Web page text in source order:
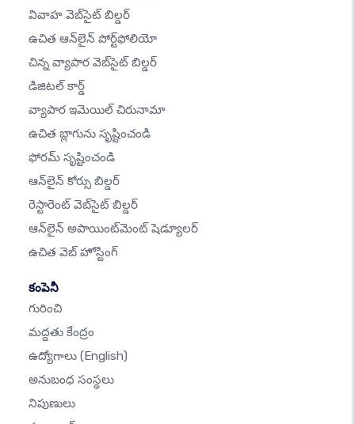
వివాహ వెబ్‌సైట్ బిల్డర్
ఉచిత ఆన్‌లైన్ పోర్ట్‌ఫోలియో
చిన్న వ్యాపార వెబ్‌సైట్ బిల్డర్
డిజిటల్ కార్డ్
వ్యాపార ఇమెయిల్ చిరునామా
ఉచిత బ్లాగును సృష్టించండి
ఫోరమ్ సృష్టించండి
ఆన్‌లైన్ కోర్సు బిల్డర్
రెస్టారెంట్ వెబ్‌సైట్ బిల్డర్
ఆన్‌లైన్ అపాయింట్‌మెంట్ షెడ్యూలర్
ఉచిత వెబ్ హోస్టింగ్
కంపెనీ
గురించి
మద్దతు కేంద్రం
ఉద్యోగాలు (English)
అనుబంధ సంస్థలు
నిపుణులు